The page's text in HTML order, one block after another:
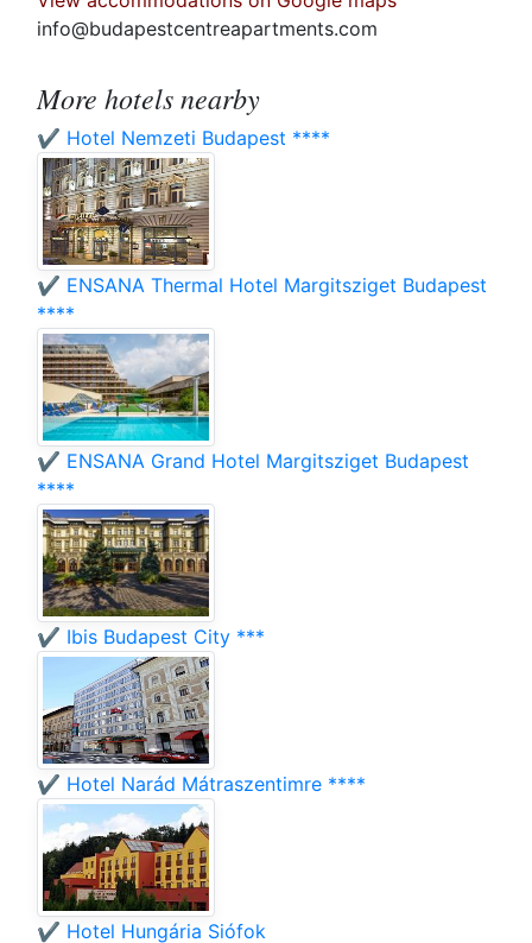
info@budapestcentreapartments.com
More hotels nearby
✔️ Hotel Nemzeti Budapest ****
✔️ ENSANA Thermal Hotel Margitsziget Budapest
****
✔️ ENSANA Grand Hotel Margitsziget Budapest
****
✔️ Ibis Budapest City ***
✔️ Hotel Narád Mátraszentimre ****
✔️ Hotel Hungária Siófok